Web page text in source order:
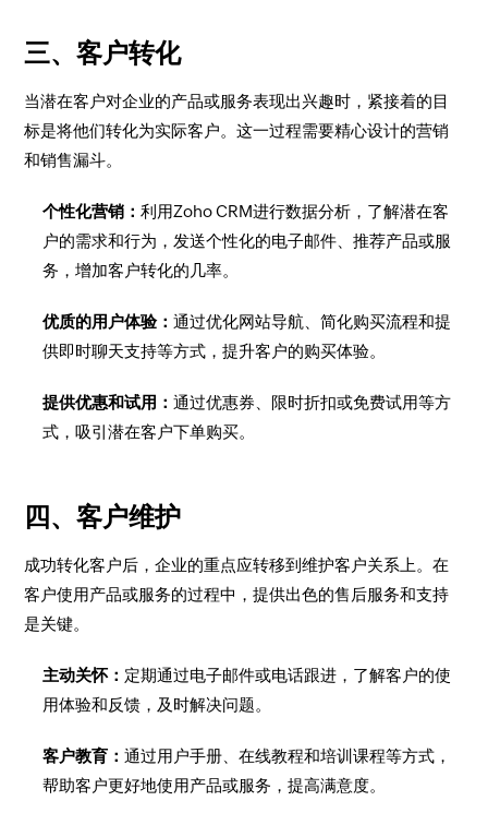
三、客户转化
当潜在客户对企业的产品或服务表现出兴趣时，紧接着的目
标是将他们转化为实际客户。这一过程需要精心设计的营销
和销售漏斗。
个性化营销：利用Zoho CRM进行数据分析，了解潜在客
户的需求和行为，发送个性化的电子邮件、推荐产品或服
务，增加客户转化的几率。
优质的用户体验：通过优化网站导航、简化购买流程和提
供即时聊天支持等方式，提升客户的购买体验。
提供优惠和试用：通过优惠券、限时折扣或免费试用等方
式，吸引潜在客户下单购买。
四、客户维护
成功转化客户后，企业的重点应转移到维护客户关系上。在
客户使用产品或服务的过程中，提供出色的售后服务和支持
是关键。
主动关怀： 定期通过电子邮件或电话跟进，了解客户的使
用体验和反馈，及时解决问题。
客户教育：通过用户手册、在线教程和培训课程等方式，
帮助客户更好地使用产品或服务，提高满意度。